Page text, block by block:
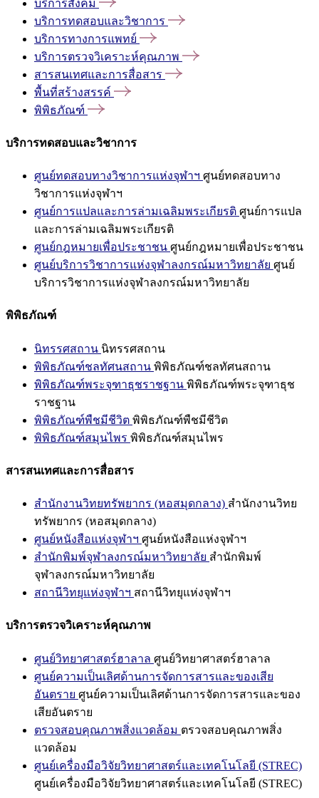
บริการสังคม
บริการทดสอบและวิชาการ
บริการทางการแพทย์
บริการตรวจวิเคราะห์คุณภาพ
สารสนเทศและการสื่อสาร
พื้นที่สร้างสรรค์
พิพิธภัณฑ์
บริการทดสอบและวิชาการ
ศูนย์ทดสอบทางวิชาการแห่งจุฬาฯ ศูนย์ทดสอบทาง
วิชาการแห่งจุฬาฯ
ศูนย์การแปลและการล่ามเฉลิมพระเกียรติ ศูนย์การแปล
และการล่ามเฉลิมพระเกียรติ
ศูนย์กฎหมายเพื่อประชาชน ศูนย์กฎหมายเพื่อประชาชน
ศูนย์บริการวิชาการแห่งจุฬาลงกรณ์มหาวิทยาลัย ศูนย์
บริการวิชาการแห่งจุฬาลงกรณ์มหาวิทยาลัย
พิพิธภัณฑ์
นิทรรศสถาน นิทรรศสถาน
พิพิธภัณฑ์ชลทัศนสถาน พิพิธภัณฑ์ชลทัศนสถาน
พิพิธภัณฑ์พระจุฑาธุชราชฐาน พิพิธภัณฑ์พระจุฑาธุช
ราชฐาน
พิพิธภัณฑ์พืชมีชีวิต พิพิธภัณฑ์พืชมีชีวิต
พิพิธภัณฑ์สมุนไพร พิพิธภัณฑ์สมุนไพร
สารสนเทศและการสื่อสาร
สำนักงานวิทยทรัพยากร (หอสมุดกลาง) สำนักงานวิทย
ทรัพยากร (หอสมุดกลาง)
ศูนย์หนังสือแห่งจุฬาฯ ศูนย์หนังสือแห่งจุฬาฯ
สำนักพิมพ์จุฬาลงกรณ์มหาวิทยาลัย สำนักพิมพ์
จุฬาลงกรณ์มหาวิทยาลัย
สถานีวิทยุแห่งจุฬาฯ สถานีวิทยุแห่งจุฬาฯ
บริการตรวจวิเคราะห์คุณภาพ
ศูนย์วิทยาศาสตร์ฮาลาล ศูนย์วิทยาศาสตร์ฮาลาล
ศูนย์ความเป็นเลิศด้านการจัดการสารและของเสีย
อันตราย ศูนย์ความเป็นเลิศด้านการจัดการสารและของ
เสียอันตราย
ตรวจสอบคุณภาพสิ่งแวดล้อม ตรวจสอบคุณภาพสิ่ง
แวดล้อม
ศูนย์เครื่องมือวิจัยวิทยาศาสตร์และเทคโนโลยี (STREC)
ศูนย์เครื่องมือวิจัยวิทยาศาสตร์และเทคโนโลยี (STREC)